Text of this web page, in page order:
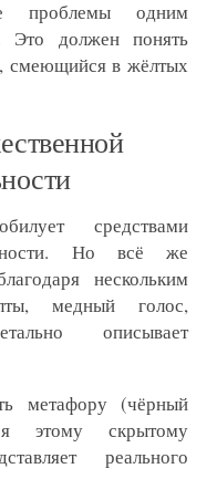
проблемы одним
Это должен понять
смеющийся в жёлтых
средствами
Но всё же
нескольким
медный голос,
описывает
метафору (чёрный
этому скрытому
реального